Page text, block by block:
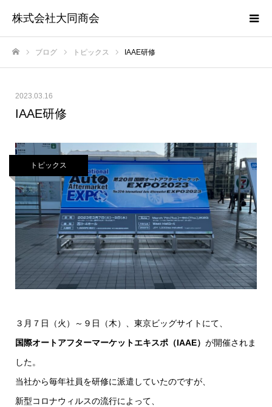
株式会社大同商会
ブログ トピックス IAAE研修
2023.03.16
IAAE研修
トピックス
３月７日（火）～９日（木）、東京ビッグサイトにて、
国際オートアフターマーケットエキスポ（IAAE） が開催されま
した。
当社から毎年社員を研修に派遣していたのですが、
新型コロナウィルスの流行によって、